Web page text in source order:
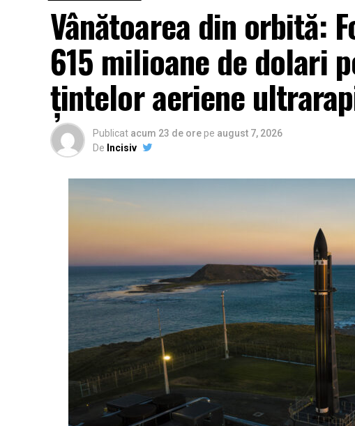
Vânătoarea din orbită:
615 milioane de dolari
țintelor aeriene
Publicat acum 23 de ore pe august 7, 2026
De Incisiv